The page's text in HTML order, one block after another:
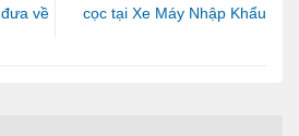
về
cọc tại Xe Máy Nhập Khẩu